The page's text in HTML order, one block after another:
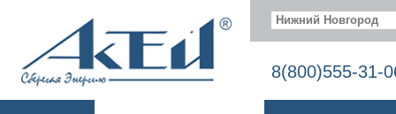
Нижний Новгород
8(800)555-31-